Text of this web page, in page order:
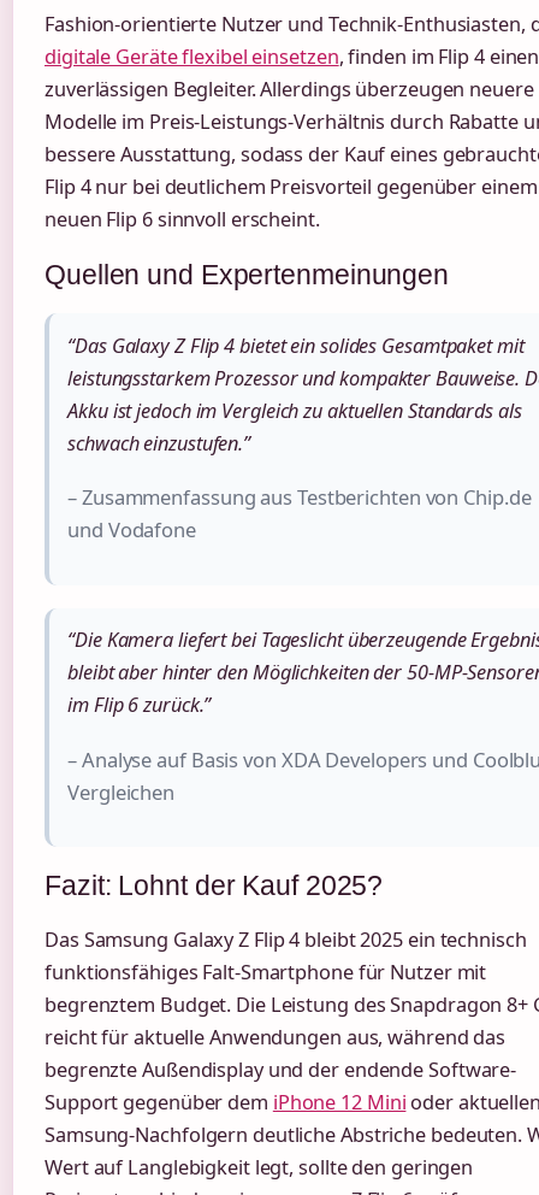
Fashion-orientierte Nutzer und Technik-Enthusiasten,
digitale Geräte flexibel einsetzen, finden im Flip 4 einen
zuverlässigen Begleiter. Allerdings überzeugen neuere
Modelle im Preis-Leistungs-Verhältnis durch Rabatte
bessere Ausstattung, sodass der Kauf eines
Flip 4 nur bei deutlichem Preisvorteil gegenüber einem
neuen Flip 6 sinnvoll erscheint.
Quellen und Expertenmeinungen
“Das Galaxy Z Flip 4 bietet ein solides Gesamtpaket mit
leistungsstarkem Prozessor und kompakter Bauweise.
Akku ist jedoch im Vergleich zu aktuellen Standards als
schwach einzustufen.”
– Zusammenfassung aus Testberichten von Chip.de
und Vodafone
“Die Kamera liefert bei Tageslicht überzeugende
bleibt aber hinter den Möglichkeiten der 50-MP-
im Flip 6 zurück.”
– Analyse auf Basis von XDA Developers und
Vergleichen
Fazit: Lohnt der Kauf 2025?
Das Samsung Galaxy Z Flip 4 bleibt 2025 ein technisch
funktionsfähiges Falt-Smartphone für Nutzer mit
begrenztem Budget. Die Leistung des Snapdragon 8+
reicht für aktuelle Anwendungen aus, während das
begrenzte Außendisplay und der endende Software-
Support gegenüber dem iPhone 12 Mini oder
Samsung-Nachfolgern deutliche Abstriche bedeuten.
Wert auf Langlebigkeit legt, sollte den geringen